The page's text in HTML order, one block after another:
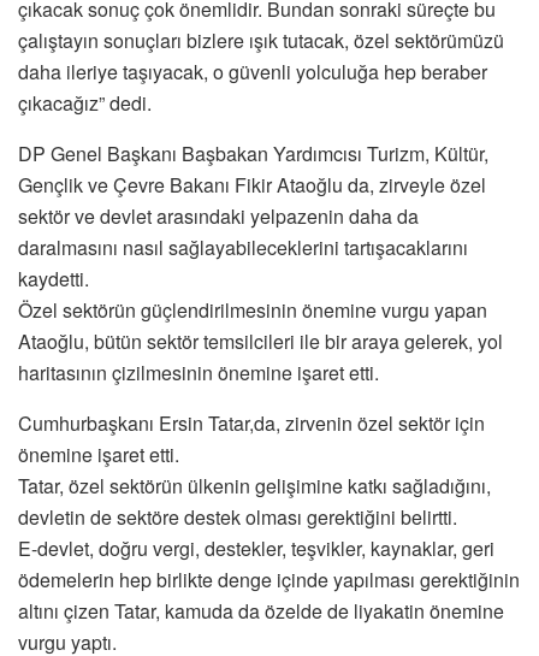
çıkacak sonuç çok önemlidir. Bundan sonraki süreçte bu
çalıştayın sonuçları bizlere ışık tutacak, özel sektörümüzü
daha ileriye taşıyacak, o güvenli yolculuğa hep beraber
çıkacağız” dedi.
DP Genel Başkanı Başbakan Yardımcısı Turizm, Kültür,
Gençlik ve Çevre Bakanı Fikir Ataoğlu da, zirveyle özel
sektör ve devlet arasındaki yelpazenin daha da
daralmasını nasıl sağlayabileceklerini tartışacaklarını
kaydetti.
Özel sektörün güçlendirilmesinin önemine vurgu yapan
Ataoğlu, bütün sektör temsilcileri ile bir araya gelerek, yol
haritasının çizilmesinin önemine işaret etti.
Cumhurbaşkanı Ersin Tatar,da, zirvenin özel sektör için
önemine işaret etti.
Tatar, özel sektörün ülkenin gelişimine katkı sağladığını,
devletin de sektöre destek olması gerektiğini belirtti.
E-devlet, doğru vergi, destekler, teşvikler, kaynaklar, geri
ödemelerin hep birlikte denge içinde yapılması gerektiğinin
altını çizen Tatar, kamuda da özelde de liyakatin önemine
vurgu yaptı.